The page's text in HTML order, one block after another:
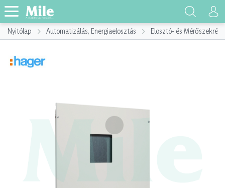
Nyitólap Automatizálás, Energiaelosztás Elosztó- és Mérőszekrény